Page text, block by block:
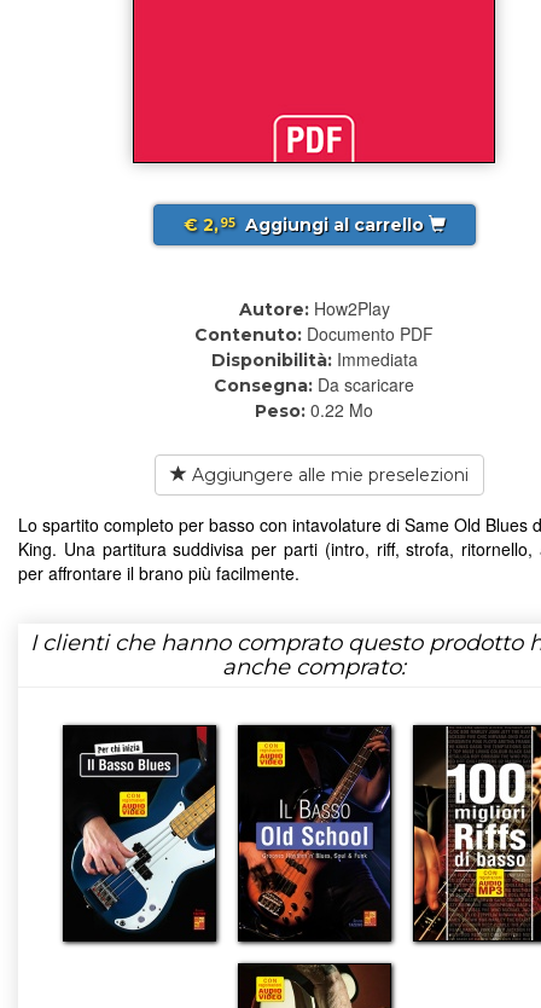
€ 2,95 Aggiungi al carrello
Autore: How2Play
Contenuto: Documento PDF
Disponibilità: Immediata
Consegna: Da scaricare
Peso: 0.22 Mo
Aggiungere alle mie preselezioni
Lo spartito completo per basso con intavolature di Same Old Blues
King. Una partitura suddivisa per parti (intro, riff, strofa, ritornello,
per affrontare il brano più facilmente.
I clienti che hanno comprato questo prodotto
anche comprato: